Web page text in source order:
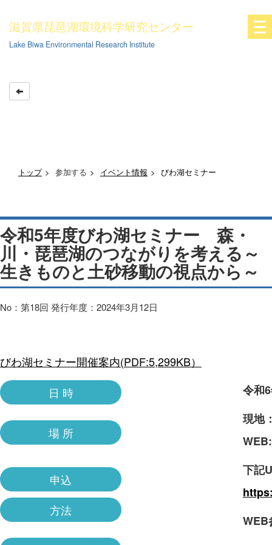
滋賀県琵琶湖環境科学研究センター
Lake Biwa Environmental Research Institute
トップ 参加する イベント情報 びわ湖セミナー
令和5年度びわ湖セミナー 森・
川・琵琶湖のつながりを考える～
生きものと土砂移動の視点から～
No：第18回 発行年度：2024年3月12日
びわ湖セミナー開催案内(PDF:5,299KB）
日 時
令和
場 所
現地
WEB:
申込
方法
下記
WEB